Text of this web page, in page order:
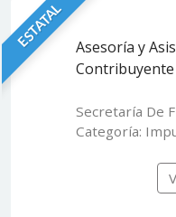
ESTATAL Asesoría y
Contribuyente
Secretaría De
Categoría: